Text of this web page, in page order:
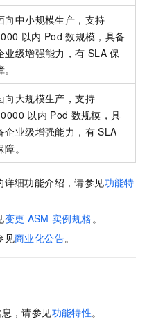
向中小规模生产，支持
以内 Pod 数规模，具备
业级增强能力，有 SLA 保
向大规模生产，支持
以内 Pod 数规模，具
企业级增强能力，有 SLA
障。
详细功能介绍，请参见功能特
变更 ASM 实例规格。
见商业化公告。
，请参见功能特性。